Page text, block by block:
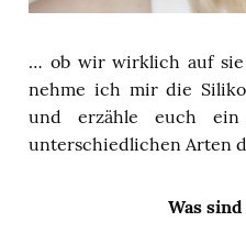
… ob wir wirklich auf sie
nehme ich mir die
und erzähle euch
unterschiedlichen Arten
Was